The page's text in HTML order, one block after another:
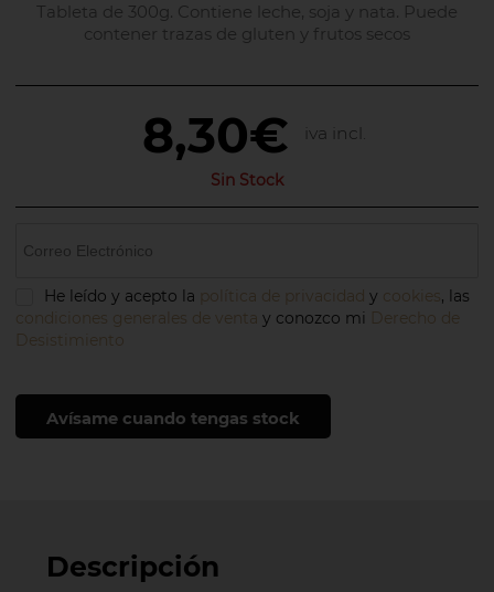
Tableta de 300g. Contiene leche, soja y nata. Puede
contener trazas de gluten y frutos secos
8,30€ iva incl.
Sin Stock
He leído y acepto la política de privacidad y cookies , las
condiciones generales de venta y conozco mi Derecho de
Desistimiento
Avísame cuando tengas stock
Descripción